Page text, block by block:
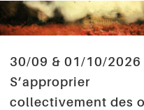
30/09 & 01/10/2026 |
S’approprier
collectivement des